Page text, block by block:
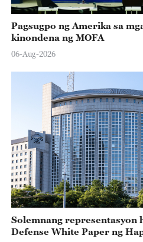
Pagsugpo ng Amerika sa
kinondena ng MOFA
06-Aug-2026
Solemnang representasyon
Defense White Paper ng